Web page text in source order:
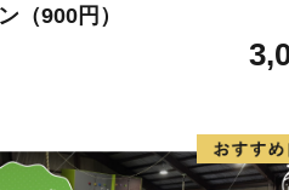
（900円）